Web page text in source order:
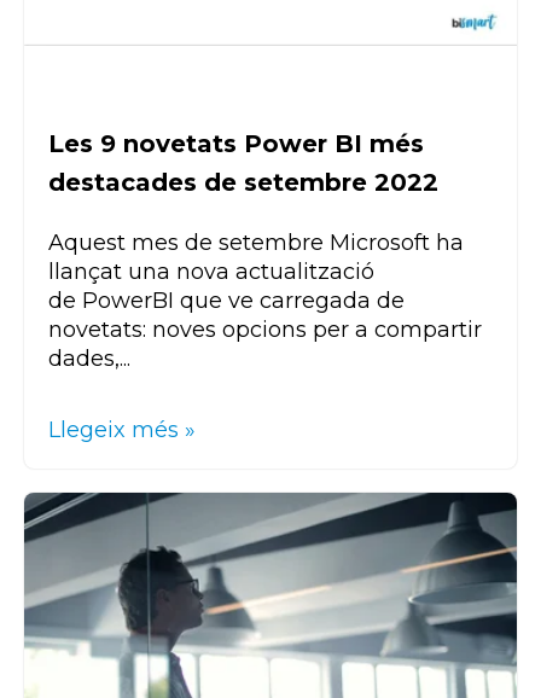
Les 9 novetats Power BI més
destacades de setembre 2022
Aquest mes de setembre Microsoft ha
llançat una nova actualització
de PowerBI que ve carregada de
novetats: noves opcions per a compartir
dades,...
Llegeix més »